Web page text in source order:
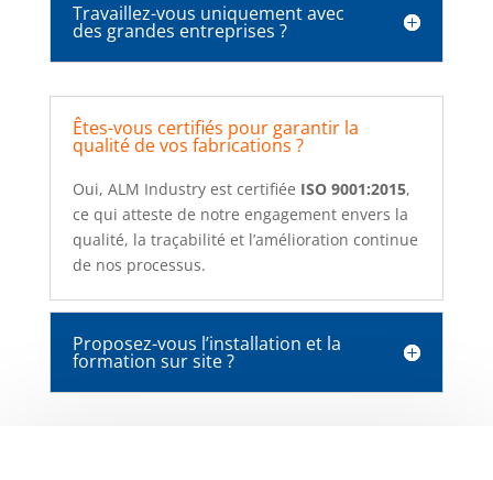
Travaillez-vous uniquement avec
des grandes entreprises ?
Êtes-vous certifiés pour garantir la
qualité de vos fabrications ?
Oui, ALM Industry est certifiée ISO 9001:2015,
ce qui atteste de notre engagement envers la
qualité, la traçabilité et l’amélioration continue
de nos processus.
Proposez-vous l’installation et la
formation sur site ?